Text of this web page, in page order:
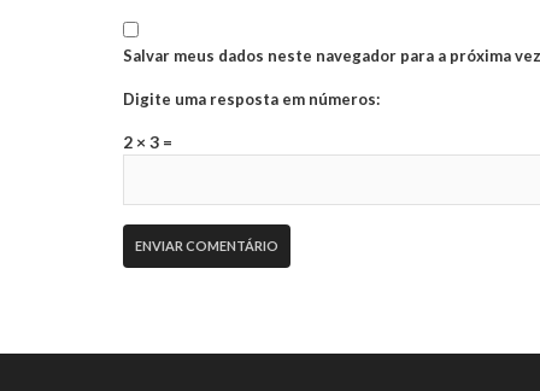
Salvar meus dados neste navegador para a próxima
Digite uma resposta em números:
2 × 3 =